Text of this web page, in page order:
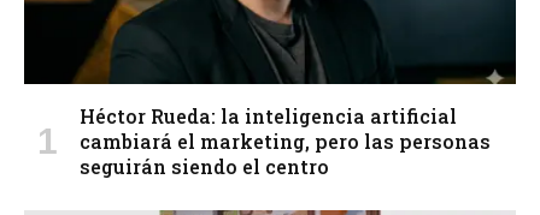
Héctor Rueda: la inteligencia artificial
cambiará el marketing, pero las personas
seguirán siendo el centro